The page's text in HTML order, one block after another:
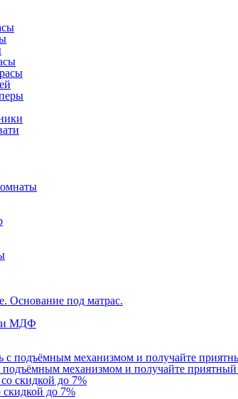
Основание под матрас.
МДФ
подъёмным механизмом и получайте
до 7%